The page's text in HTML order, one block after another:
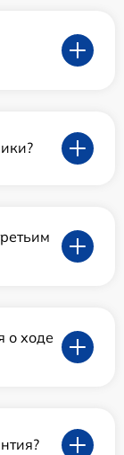
о ходе